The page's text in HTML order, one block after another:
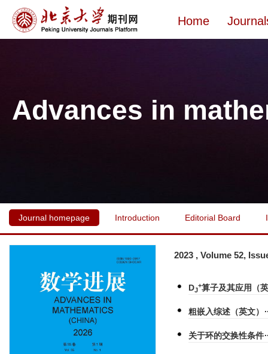
Home
Advances in
Journal homepage Introduction Editorial Board
2023 , Volume 52,
DJ
+算子及其应用（
粗嵌入综述（英文）
关于环的交换性条件